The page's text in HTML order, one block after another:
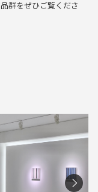
群をぜひご覧くださ